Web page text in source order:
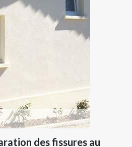
des fissures au